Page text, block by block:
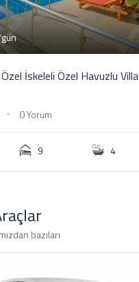
Özel İskeleli Özel Havuzlu
0 Yorum
9 4
bazıları